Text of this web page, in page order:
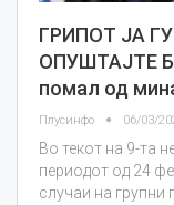
ГРИПОТ ЈА
ОПУШТАЈТЕ
помал од
Плусинфо 06/03/
Во текот на 9-та
периодот од 24
случаи на групни